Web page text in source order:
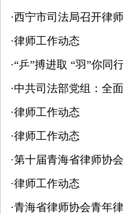
·西宁市司法局召开律
·律师工作动态
·“乒”搏进取 “羽”你
·中共司法部党组：全
·律师工作动态
·律师工作动态
·第十届青海省律师协
·律师工作动态
·青海省律师协会青年